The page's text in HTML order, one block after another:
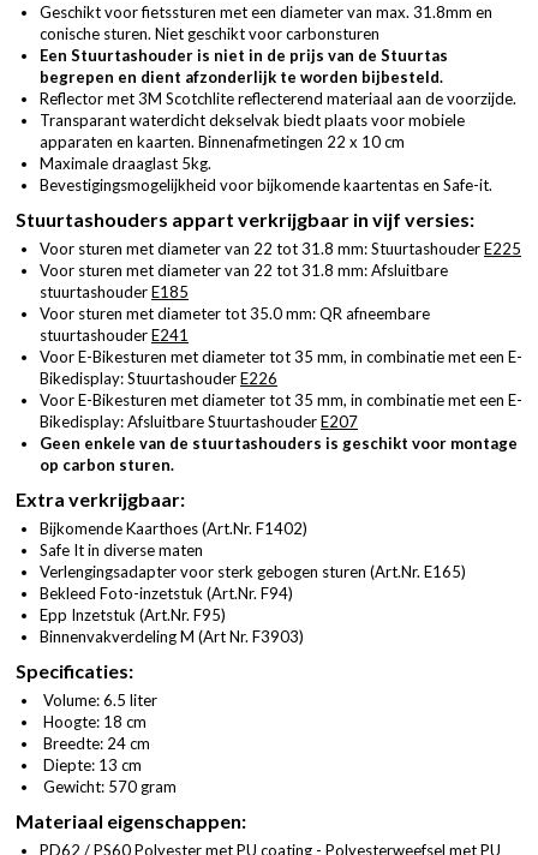
Geschikt voor fietssturen met een diameter van max. 31.8mm en
conische sturen. Niet geschikt voor carbonsturen
Een Stuurtashouder is niet in de prijs van de Stuurtas
begrepen en dient afzonderlijk te worden bijbesteld.
Reflector met 3M Scotchlite reflecterend materiaal aan de voorzijde.
Transparant waterdicht dekselvak biedt plaats voor mobiele
apparaten en kaarten. Binnenafmetingen 22 x 10 cm
Maximale draaglast 5kg.
Bevestigingsmogelijkheid voor bijkomende kaartentas en Safe-it.
Stuurtashouders appart verkrijgbaar in vijf versies:
Voor sturen met diameter van 22 tot 31.8 mm: StuurtashouderE225
Voor sturen met diameter van 22 tot 31.8 mm: Afsluitbare
stuurtashouderE185
Voor sturen met diameter tot 35.0 mm: QR afneembare
stuurtashouderE241
Voor E-Bikesturen met diameter tot 35 mm, in combinatie met een E-
Bikedisplay: StuurtashouderE226
Voor E-Bikesturen met diameter tot 35 mm, in combinatie met een E-
Bikedisplay: Afsluitbare StuurtashouderE207
Geen enkele van de stuurtashouders is geschikt voor montage
op carbon sturen.
Extra verkrijgbaar:
Bijkomende Kaarthoes (Art.Nr. F1402)
Safe It in diverse maten
Verlengingsadapter voor sterk gebogen sturen (Art.Nr. E165)
Bekleed Foto-inzetstuk (Art.Nr. F94)
Epp Inzetstuk (Art.Nr. F95)
Binnenvakverdeling M (Art Nr. F3903)
Specificaties:
Volume: 6.5 liter
Hoogte: 18 cm
Breedte: 24 cm
Diepte: 13 cm
Gewicht: 570 gram
Materiaal eigenschappen:
PD62 / PS60 Polyester met PU coating - Polyesterweefsel met PU